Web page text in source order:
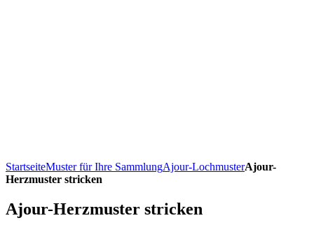
StartseiteMuster für Ihre SammlungAjour-LochmusterAjour-
Herzmuster stricken
Ajour-Herzmuster stricken